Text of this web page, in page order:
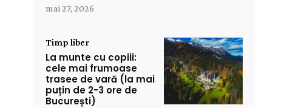
mai 27, 2026
Timp liber
La munte cu copiii:
cele mai frumoase
trasee de vară (la mai
puțin de 2-3 ore de
București)